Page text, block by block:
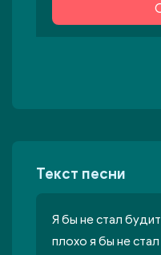
Текст песни
Я бы не стал
плохо я бы не